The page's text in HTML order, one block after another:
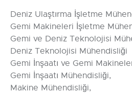
Deniz Ulaştırma İşletme
Gemi Makineleri İşletme
Gemi ve Deniz Teknolojisi
Deniz Teknolojisi Mühendisliği
Gemi İnşaatı ve Gemi
Gemi İnşaatı Mühendisliği,
Makine Mühendisliği,